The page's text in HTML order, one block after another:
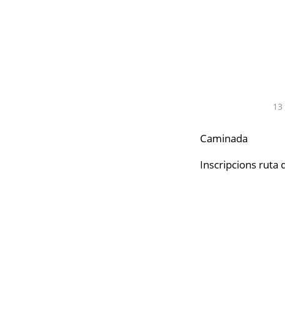
Caminada
Inscripcions ruta